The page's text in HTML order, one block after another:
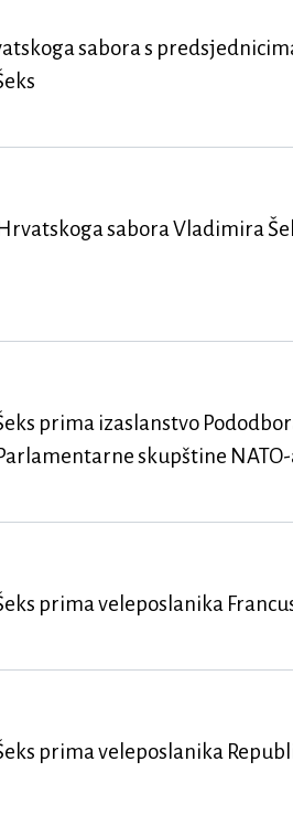
sabora s
sabora Vladimira
prima izaslanstvo
skupštine
prima veleposlanika
prima veleposlanika